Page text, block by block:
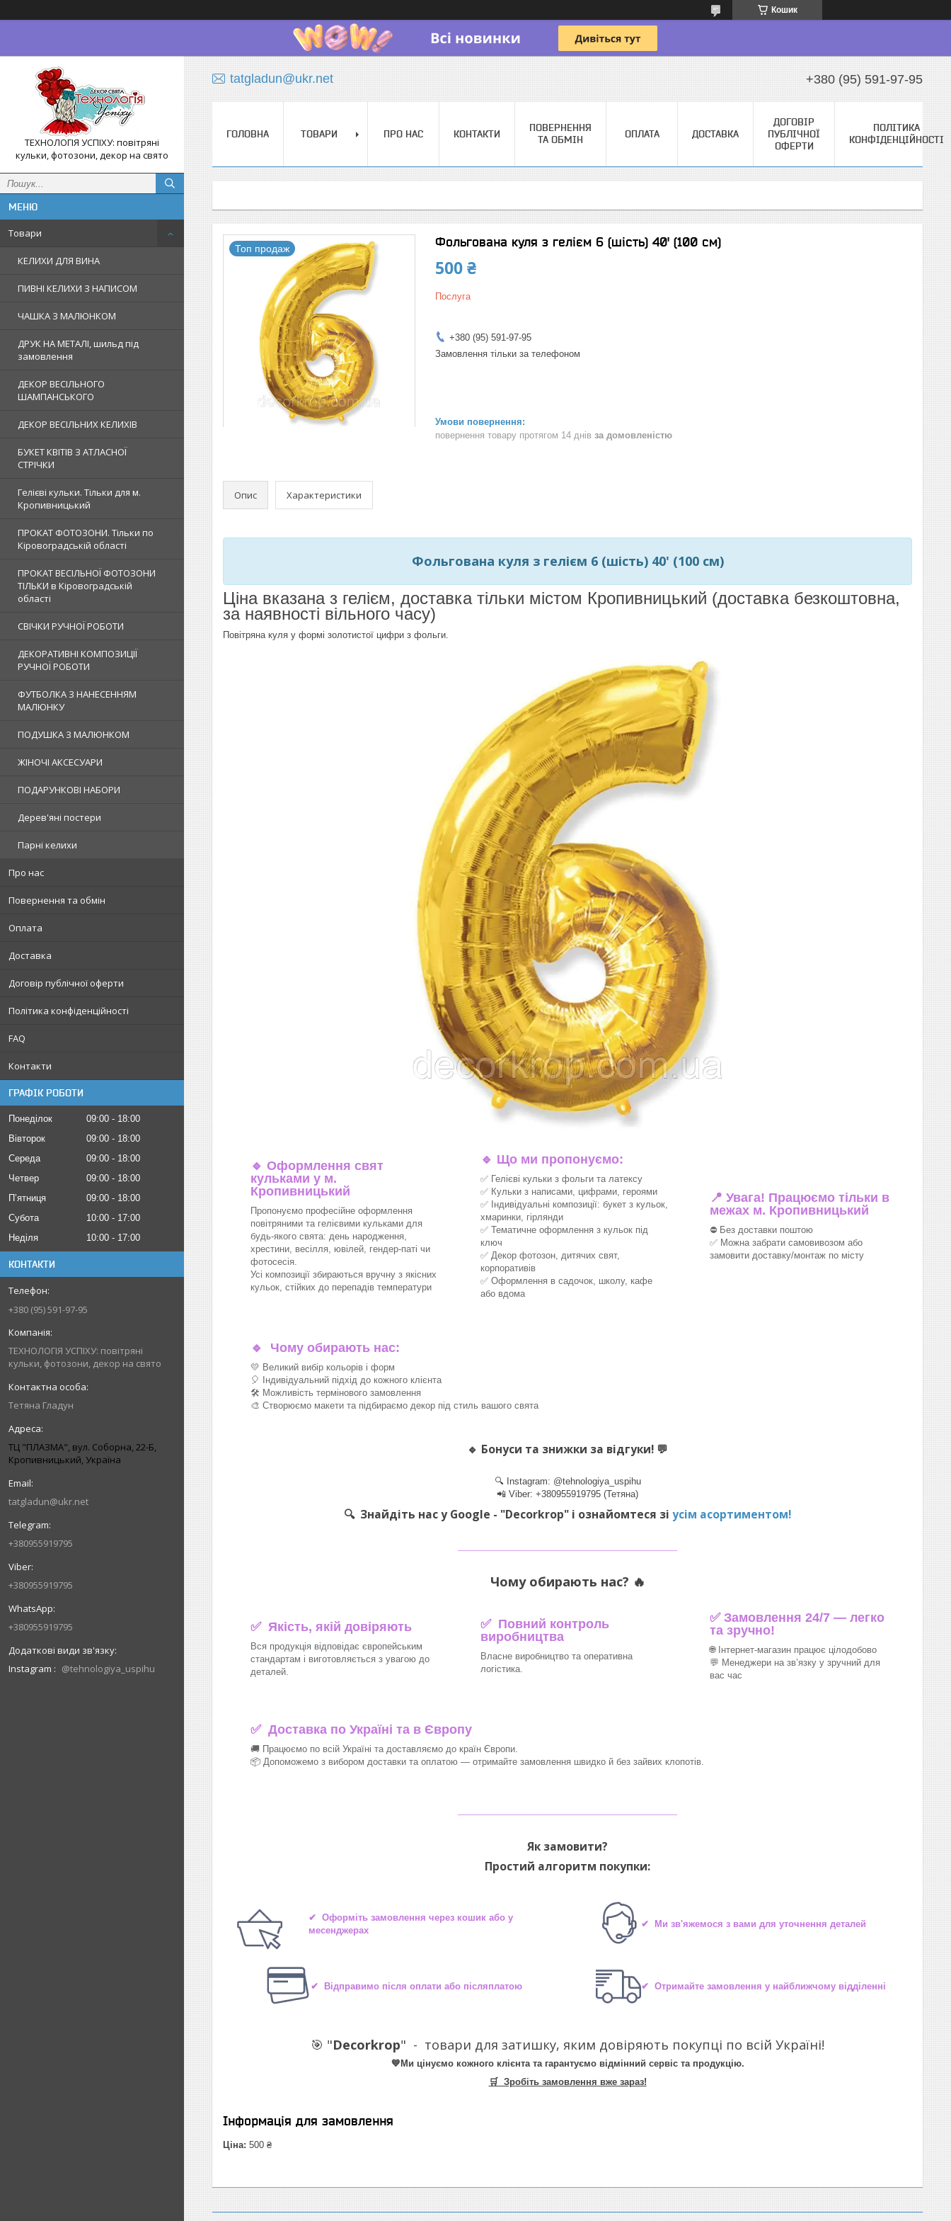
Кошик
ТЕХНОЛОГІЯ УСПІХУ: повітряні
кульки, фотозони, декор на свято
Товари
КЕЛИХИ ДЛЯ ВИНА
ПИВНІ КЕЛИХИ З НАПИСОМ
ЧАШКА З МАЛЮНКОМ
ДРУК НА МЕТАЛІ, шильд під
замовлення
ДЕКОР ВЕСІЛЬНОГО
ШАМПАНСЬКОГО
ДЕКОР ВЕСІЛЬНИХ КЕЛИХІВ
БУКЕТ КВІТІВ З АТЛАСНОЇ
СТРІЧКИ
Гелієві кульки. Тільки для м.
Кропивницький
ПРОКАТ ФОТОЗОНИ. Тільки по
Кіровоградській області
ПРОКАТ ВЕСІЛЬНОЇ ФОТОЗОНИ
ТІЛЬКИ в Кіровоградській
області
СВІЧКИ РУЧНОЇ РОБОТИ
ДЕКОРАТИВНІ КОМПОЗИЦІЇ
РУЧНОЇ РОБОТИ
ФУТБОЛКА З НАНЕСЕННЯМ
МАЛЮНКУ
ПОДУШКА З МАЛЮНКОМ
ЖІНОЧІ АКСЕСУАРИ
ПОДАРУНКОВІ НАБОРИ
Дерев'яні постери
Парні келихи
Про нас
Повернення та обмін
Оплата
Доставка
Договір публічної оферти
Політика конфіденційності
FAQ
Контакти
ГРАФІК РОБОТИ
Понеділок 09:00
18:00
Вівторок
09:00
18:00
Середа
09:00
18:00
Четвер
09:00
18:00
Пʼятниця
09:00
18:00
Субота
10:00
17:00
Неділя
10:00 17:00
КОНТАКТИ
+380 (95) 591-97-95
ТЕХНОЛОГІЯ УСПІХУ: повітряні
кульки, фотозони, декор на свято
Тетяна Гладун
ТЦ "ПЛАЗМА", вул. Соборна, 22-Б,
Кропивницький, Україна
tatgladun@ukr.net
+380955919795
+380955919795
+380955919795
Instagram @tehnologiya_uspihu
tatgladun@ukr.net +380 (95) 591-97-95
ГОЛОВНА ТОВАРИ ПРО НАС КОНТАКТИ
ПОВЕРНЕННЯ
ТА ОБМІН
ОПЛАТА ДОСТАВКА
ДОГОВІР
ПУБЛІЧНОЇ
ОФЕРТИ
ПОЛІТИКА
КОНФІДЕНЦІЙНОСТІ
Топ продаж Фольгована куля з гелієм 6 (шість) 40' (100 см)
500 ₴
Послуга
+380 (95) 591-97-95
Замовлення тільки за телефоном
повернення товару протягом 14 днів за домовленістю
Опис Характеристики
Фольгована куля з гелієм 6 (шість) 40' (100 см)
Ціна вказана з гелієм, доставка тільки містом Кропивницький (доставка безкоштовна,
за наявності вільного часу)
Повітряна куля у формі золотистої цифри з фольги.
🔹 Оформлення свят
кульками у м.
Кропивницький
Пропонуємо професійне оформлення
повітряними та гелієвими кульками для
будь-якого свята: день народження,
хрестини, весілля, ювілей, гендер-паті чи
фотосесія.
Усі композиції збираються вручну з якісних
кульок, стійких до перепадів температури
🔹 Що ми пропонуємо:
✅ Гелієві кульки з фольги та латексу
✅ Кульки з написами, цифрами, героями
✅ Індивідуальні композиції: букет з кульок,
хмаринки, гірлянди
✅ Тематичне оформлення з кульок під
ключ
✅ Декор фотозон, дитячих свят,
корпоративів
✅ Оформлення в садочок, школу, кафе
або вдома
📍 Увага! Працюємо тільки в
межах м. Кропивницький
⛔ Без доставки поштою
✅ Можна забрати самовивозом або
замовити доставку/монтаж по місту
🔹 Чому обирають нас:
💛 Великий вибір кольорів і форм
🎈 Індивідуальний підхід до кожного клієнта
🛠 Можливість термінового замовлення
🎨 Створюємо макети та підбираємо декор під стиль вашого свята
🔹 Бонуси та знижки за відгуки! 💬
🔍 Instagram: @tehnologiya_uspihu
📲 Viber: +380955919795 (Тетяна)
🔍 Знайдіть нас у Google - "Decorkrop" і ознайомтеся зі усім асортиментом!
Чому обирають нас? 🔥
✅ Якість, якій довіряють
Вся продукція відповідає європейським
стандартам і виготовляється з увагою до
деталей.
✅ Повний контроль
виробництва
Власне виробництво та оперативна
логістика.
✅ Замовлення 24/7 — легко
та зручно!
🌐 Інтернет-магазин працює цілодобово
💬 Менеджери на зв’язку у зручний для
вас час
✅Доставка по Україні та в Європу
🚚 Працюємо по всій Україні та доставляємо до країн Європи.
📦 Допоможемо з вибором доставки та оплатою — отримайте замовлення швидко й без зайвих клопотів.
Як замовити?
Простий алгоритм покупки:
✔ Оформіть замовлення через кошик або у
месенджерах
✔ Ми зв'яжемося з вами для уточнення деталей
✔ Відправимо після оплати або післяплатою ✔ Отримайте замовлення у найближчому відділенні
🎯 "Decorkrop" - товари для затишку, яким довіряють покупці по всій Україні!
💙Ми цінуємо кожного клієнта та гарантуємо відмінний сервіс та продукцію.
🛒 Зробіть замовлення вже зараз!
Інформація для замовлення
Ціна: 500 ₴